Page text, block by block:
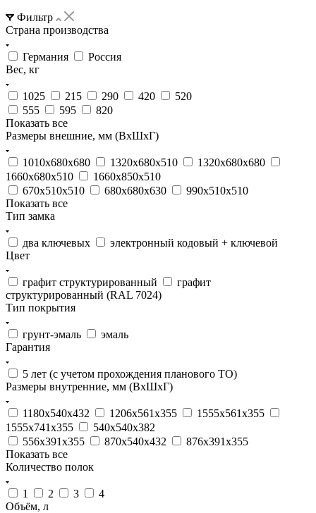
Фильтр
Страна производства
Германия
Россия
Вес, кг
1025 215 290 420
520
555
595
820
Показать все
Размеры внешние, мм (ВхШхГ)
1010x680x680 1320x680x510
1320x680x680
1660x680x510
1660x850x510
670x510x510
680x680x630
990x510x510
Показать все
Тип замка
два ключевых
электронный кодовый + ключевой
Цвет
графит структурированный
графит
структурированный (RAL 7024)
Тип покрытия
грунт-эмаль
эмаль
Гарантия
5 лет (с учетом прохождения планового ТО)
Размеры внутренние, мм (ВхШхГ)
1180x540x432 1206x561x355
1555x561x355
1555x741x355
540x540x382
556x391x355
870x540x432
876x391x355
Показать все
Количество полок
1 2 3
4
Объём, л